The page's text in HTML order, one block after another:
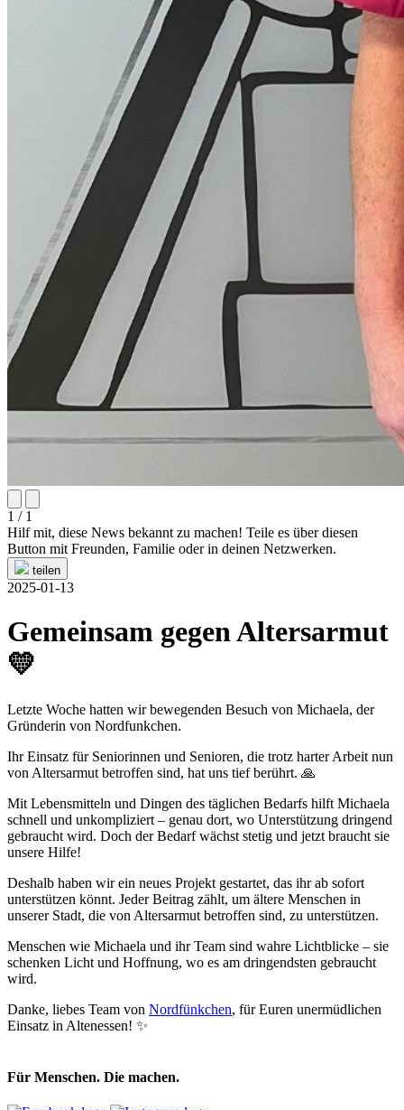
1 / 1
Hilf mit, diese News bekannt zu machen! Teile es über diesen
Button mit Freunden, Familie oder in deinen Netzwerken.
teilen
2025-01-13
Gemeinsam gegen Altersarmut
💛
Letzte Woche hatten wir bewegenden Besuch von Michaela, der
Gründerin von Nordfunkchen.
Ihr Einsatz für Seniorinnen und Senioren, die trotz harter Arbeit nun
von Altersarmut betroffen sind, hat uns tief berührt. 🙏
Mit Lebensmitteln und Dingen des täglichen Bedarfs hilft Michaela
schnell und unkompliziert – genau dort, wo Unterstützung dringend
gebraucht wird. Doch der Bedarf wächst stetig und jetzt braucht sie
unsere Hilfe!
Deshalb haben wir ein neues Projekt gestartet, das ihr ab sofort
unterstützen könnt. Jeder Beitrag zählt, um ältere Menschen in
unserer Stadt, die von Altersarmut betroffen sind, zu unterstützen.
Menschen wie Michaela und ihr Team sind wahre Lichtblicke – sie
schenken Licht und Hoffnung, wo es am dringendsten gebraucht
wird.
Danke, liebes Team von Nordfünkchen, für Euren unermüdlichen
Einsatz in Altenessen! ✨
Für Menschen. Die machen.